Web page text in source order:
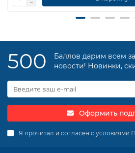
500
Баллов дарим всем
новости! Новинки,
Оформить
Я прочитал и согласен с условиями